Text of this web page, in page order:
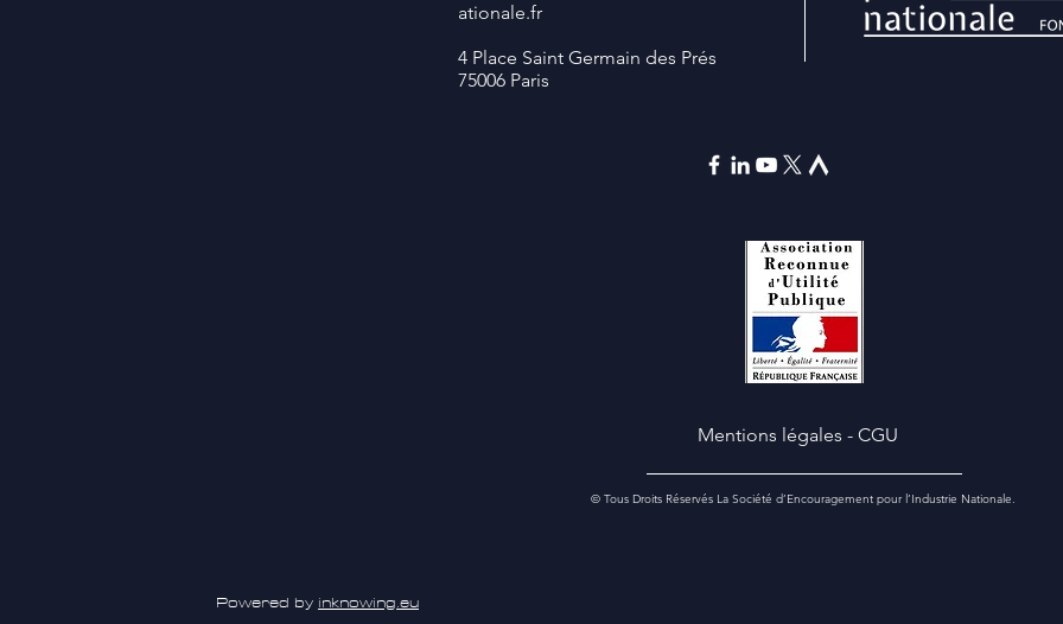
ationale.fr
4 Place Saint Germain des Prés
75006 Paris
Mentions légales - CGU
© Tous Droits Réservés La Société d’Encouragement pour l’Industrie Nationale.
Powered byinknowing.eu